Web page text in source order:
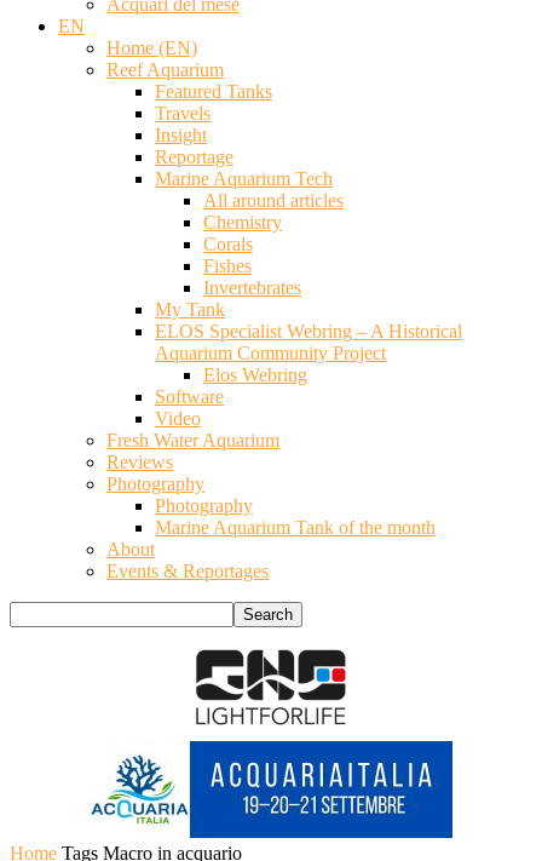
Acquari del mese
EN
Home (EN)
Reef Aquarium
Featured Tanks
Travels
Insight
Reportage
Marine Aquarium Tech
All around articles
Chemistry
Corals
Fishes
Invertebrates
My Tank
ELOS Specialist Webring – A Historical
Aquarium Community Project
Elos Webring
Software
Video
Fresh Water Aquarium
Reviews
Photography
Photography
Marine Aquarium Tank of the month
About
Events & Reportages
Home Tags Macro in acquario